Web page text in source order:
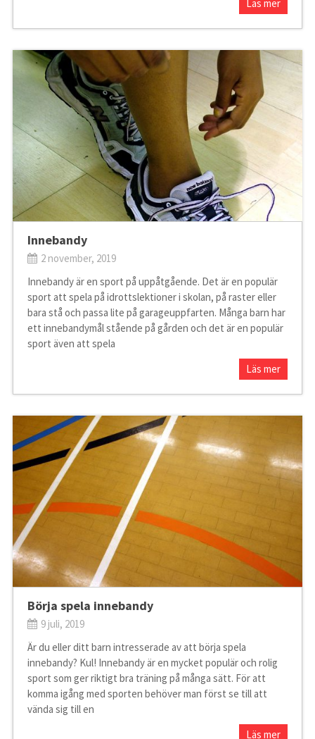
Läs mer
Innebandy
2 november, 2019
Innebandy är en sport på uppåtgående. Det är en populär
sport att spela på idrottslektioner i skolan, på raster eller
bara stå och passa lite på garageuppfarten. Många barn har
ett innebandymål stående på gården och det är en populär
sport även att spela
Läs mer
Börja spela innebandy
9 juli, 2019
Är du eller ditt barn intresserade av att börja spela
innebandy? Kul! Innebandy är en mycket populär och rolig
sport som ger riktigt bra träning på många sätt. För att
komma igång med sporten behöver man först se till att
vända sig till en
Läs mer